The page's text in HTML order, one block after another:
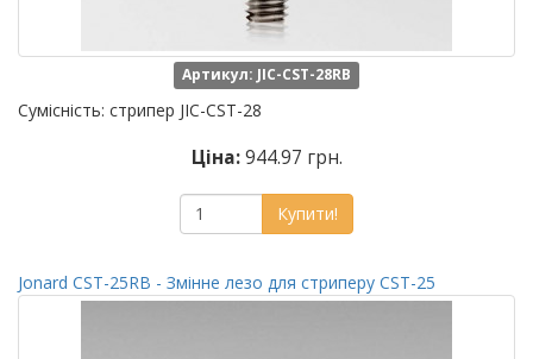
Артикул: JIC-CST-28RB
Сумісність: стрипер JIC-CST-28
Ціна: 944.97 грн.
Купити!
Jonard CST-25RB - Змінне лезо для стриперу CST-25